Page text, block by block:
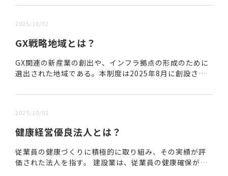
減しながら高精度な施工を可能にする。 本認定...
2025/10/02
GX戦略地域とは？
GX関連の新産業の創出や、インフラ拠点の形成のために
選出された地域である。本制度は2025年8月に創設さ
略地域の選出は、GX産業立地ワーキンググル...
2025/10/02
健康経営優良法人とは？
従業員の健康づくりに積極的に取り組み、その実績が評
価された法人を指す。 建設業は、従業員の健康確保が企